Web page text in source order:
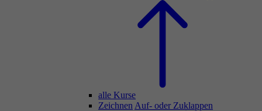
alle Kurse
Zeichnen Auf- oder Zuklappen